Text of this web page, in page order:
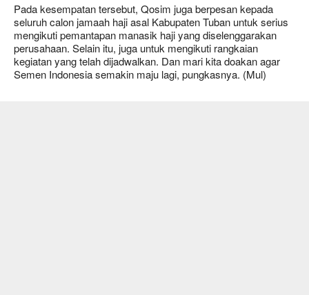
Pada kesempatan tersebut, Qosim juga berpesan kepada
seluruh calon jamaah haji asal Kabupaten Tuban untuk serius
mengikuti pemantapan manasik haji yang diselenggarakan
perusahaan. Selain itu, juga untuk mengikuti rangkaian
kegiatan yang telah dijadwalkan. Dan mari kita doakan agar
Semen Indonesia semakin maju lagi, pungkasnya. (Mul)